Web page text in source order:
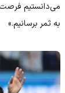
می‌دانستیم
به ثمر برسانیم.»